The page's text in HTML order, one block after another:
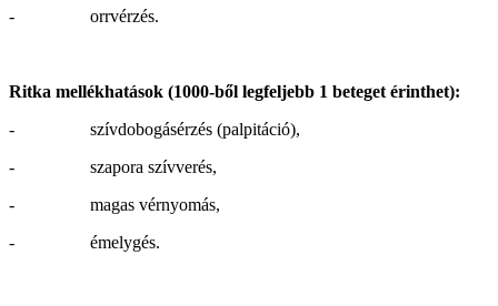
- orrvérzés.
Ritka mellékhatások (1000-ből legfeljebb 1 beteget érinthet):
- szívdobogásérzés (palpitáció),
- szapora szívverés,
- magas vérnyomás,
- émelygés.